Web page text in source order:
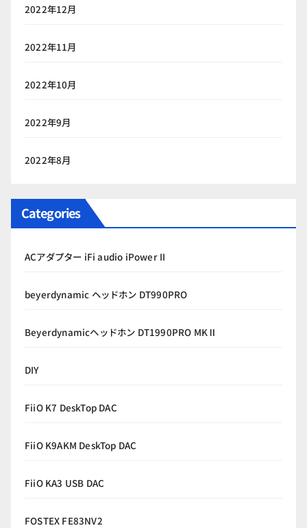
2022年12月
2022年11月
2022年10月
2022年9月
2022年8月
Categories
ACアダプター iFi audio iPower II
beyerdynamic ヘッドホン DT990PRO
Beyerdynamicヘッドホン DT1990PRO MKⅡ
DIY
FiiO K7 DeskTop DAC
FiiO K9AKM DeskTop DAC
FiiO KA3 USB DAC
FOSTEX FE83NV2